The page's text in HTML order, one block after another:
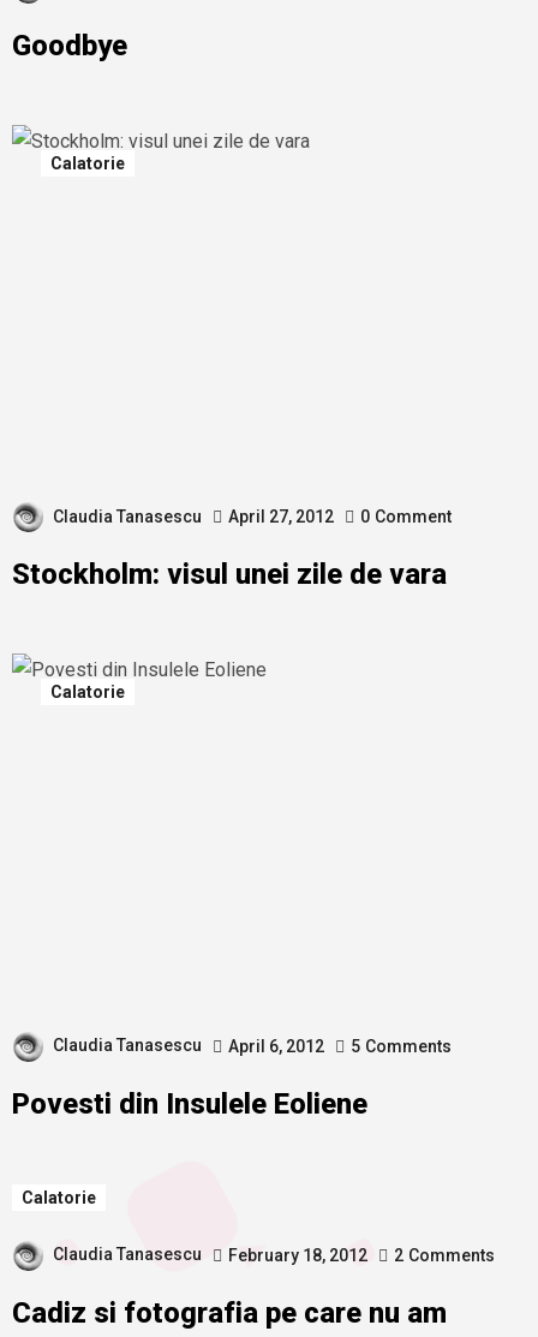
Goodbye
Calatorie
Claudia Tanasescu April 27, 2012 0 Comment
Stockholm: visul unei zile de vara
Calatorie
Claudia Tanasescu April 6, 2012 5 Comments
Povesti din Insulele Eoliene
Calatorie
Claudia Tanasescu February 18, 2012 2 Comments
Cadiz si fotografia pe care nu am